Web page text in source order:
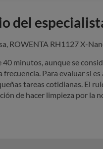
del
ROWENTA RH1127 X-
minutos, aunque se
frecuencia. Para evaluar si
tareas cotidianas. El
de hacer limpieza por la